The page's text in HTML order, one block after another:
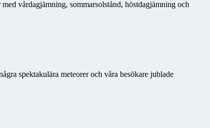
vårdagjämning, sommarsolstånd, höstdagjämning och
spektakulära meteorer och våra besökare jublade